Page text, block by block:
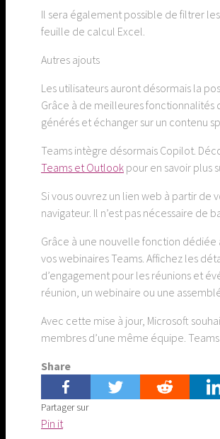
Il sera également possible de filtrer
feuille de calcul Excel.
Autres ajouts
Les utilisateurs auront désormais la
Grâce à de meilleures
générés et échanger sur un contenu
Teams intègre désormais Copilot.
Teams et Outlook pour en savoir plus
Si vous ouvrez un lien web à partir de
navigateur. Il n’est pas nécessaire
Grâce à une nouvelle fonction dédiée
vos webinaires Teams. Affichez les
d’engagement pour les réunions et
réunion, un webinaire ou une
Avec cette mise à jour, Microsoft
membres d’une même équipe.
Share
Partager sur
Pin itShare